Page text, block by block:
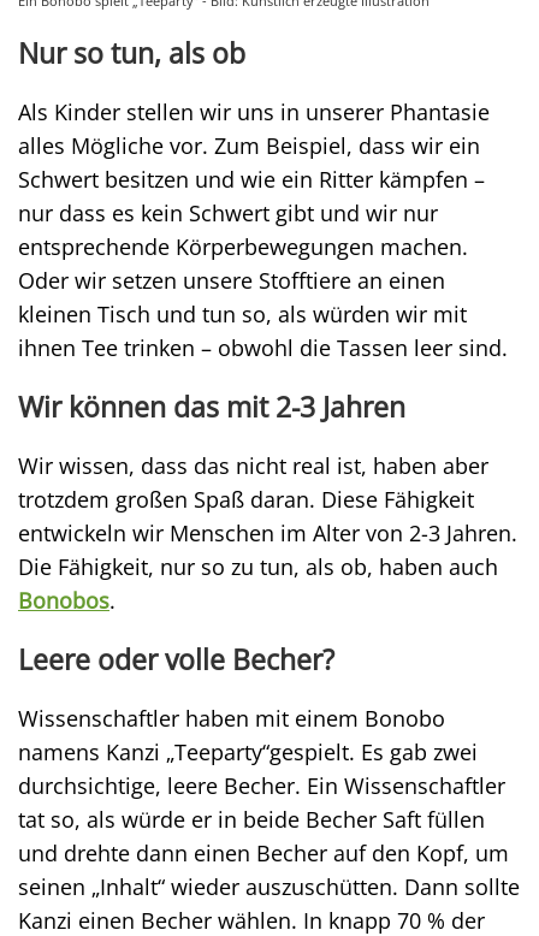
Nur so tun, als ob
Als Kinder stellen wir uns in unserer Phantasie
alles Mögliche vor. Zum Beispiel, dass wir ein
Schwert besitzen und wie ein Ritter kämpfen –
nur dass es kein Schwert gibt und wir nur
entsprechende Körperbewegungen machen.
Oder wir setzen unsere Stofftiere an einen
kleinen Tisch und tun so, als würden wir mit
ihnen Tee trinken – obwohl die Tassen leer sind.
Wir können das mit 2-3 Jahren
Wir wissen, dass das nicht real ist, haben aber
trotzdem großen Spaß daran. Diese Fähigkeit
entwickeln wir Menschen im Alter von 2-3 Jahren.
Die Fähigkeit, nur so zu tun, als ob, haben auch
Bonobos.
Leere oder volle Becher?
Wissenschaftler haben mit einem Bonobo
namens Kanzi „Teeparty“gespielt. Es gab zwei
durchsichtige, leere Becher. Ein Wissenschaftler
tat so, als würde er in beide Becher Saft füllen
und drehte dann einen Becher auf den Kopf, um
seinen „Inhalt“ wieder auszuschütten. Dann sollte
Kanzi einen Becher wählen. In knapp 70 % der